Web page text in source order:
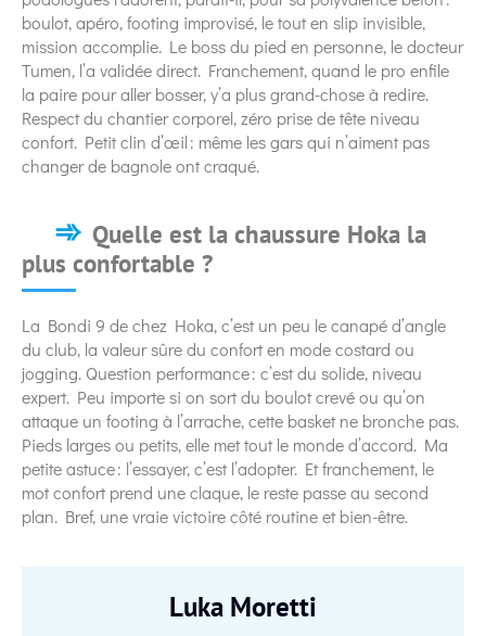
boulot, apéro, footing improvisé, le tout en slip invisible,
mission accomplie. Le boss du pied en personne, le docteur
Tumen, l’a validée direct. Franchement, quand le pro enfile
la paire pour aller bosser, y’a plus grand-chose à redire.
Respect du chantier corporel, zéro prise de tête niveau
confort. Petit clin d’œil : même les gars qui n’aiment pas
changer de bagnole ont craqué.
Quelle est la chaussure Hoka la
plus confortable ?
La Bondi 9 de chez Hoka, c’est un peu le canapé d’angle
du club, la valeur sûre du confort en mode costard ou
jogging. Question performance : c’est du solide, niveau
expert. Peu importe si on sort du boulot crevé ou qu’on
attaque un footing à l’arrache, cette basket ne bronche pas.
Pieds larges ou petits, elle met tout le monde d’accord. Ma
petite astuce : l’essayer, c’est l’adopter. Et franchement, le
mot confort prend une claque, le reste passe au second
plan. Bref, une vraie victoire côté routine et bien-être.
Luka Moretti